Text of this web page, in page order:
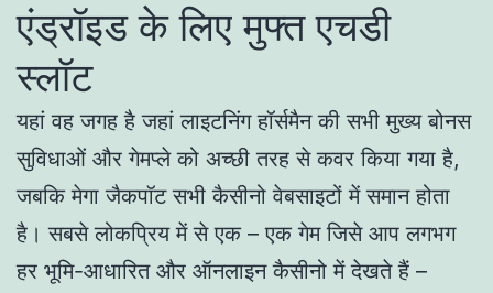
एंड्रॉइड के लिए मुफ्त एचडी
स्लॉट
यहां वह जगह है जहां लाइटनिंग हॉर्समैन की सभी मुख्य बोनस
सुविधाओं और गेमप्ले को अच्छी तरह से कवर किया गया है,
जबकि मेगा जैकपॉट सभी कैसीनो वेबसाइटों में समान होता
है। सबसे लोकप्रिय में से एक – एक गेम जिसे आप लगभग
हर भूमि-आधारित और ऑनलाइन कैसीनो में देखते हैं –